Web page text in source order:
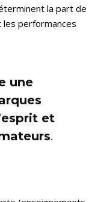
la part de
performances
une
et
.